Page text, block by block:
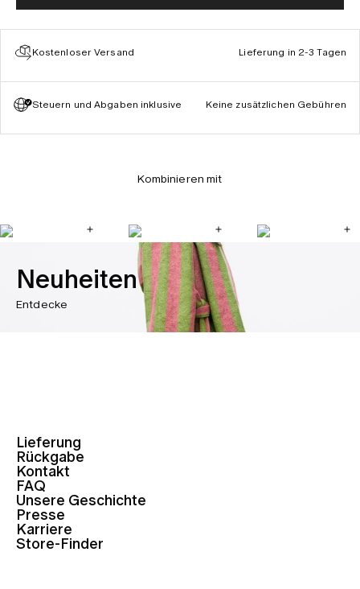
Kostenloser Versand Lieferung in 2-3 Tagen
Steuern und Abgaben inklusive Keine zusätzlichen Gebühren
Kombinieren mit
Neuheiten
Entdecke
Lieferung
Rückgabe
Kontakt
FAQ
Unsere Geschichte
Presse
Karriere
Store-Finder